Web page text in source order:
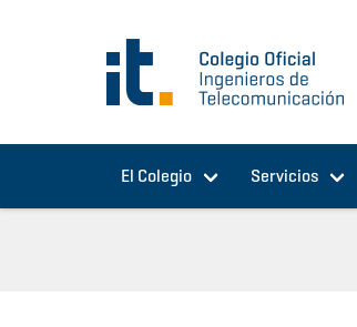
El Colegio Servicios